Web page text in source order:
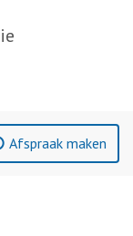
Afspraak maken